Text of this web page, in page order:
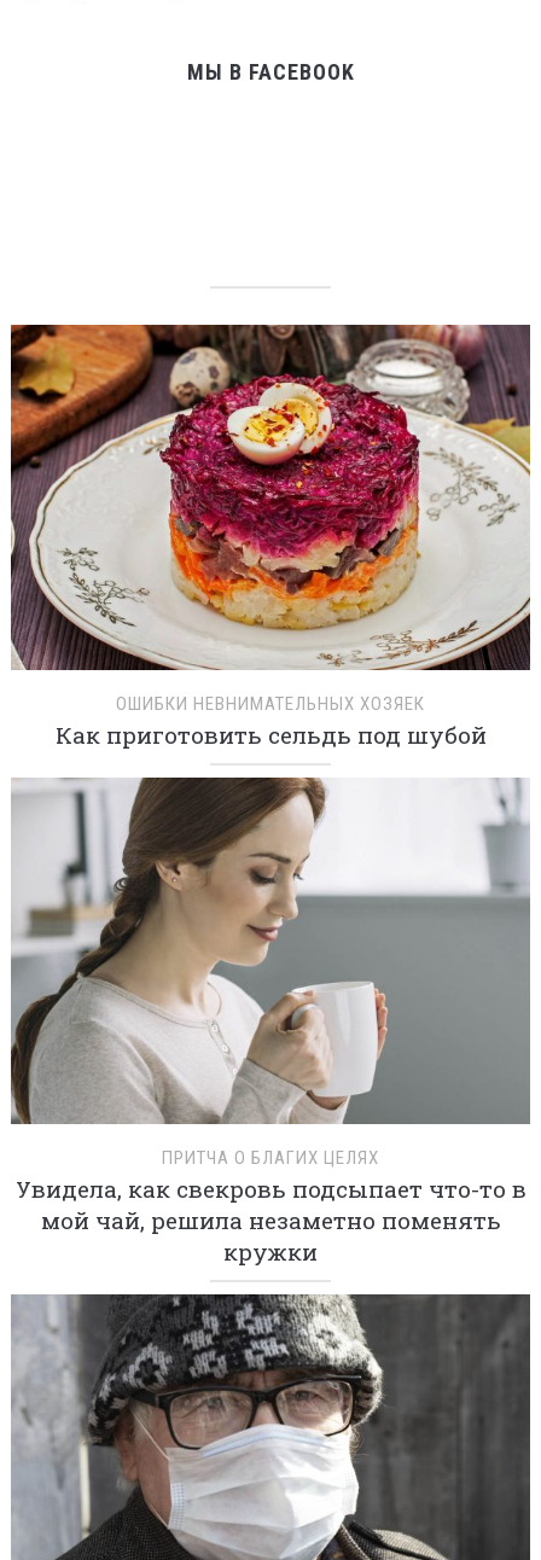
МЫ В FACEBOOK
ОШИБКИ НЕВНИМАТЕЛЬНЫХ ХОЗЯЕК
Как приготовить сельдь под шубой
ПРИТЧА О БЛАГИХ ЦЕЛЯХ
Увидела, как свекровь подсыпает что-то в
мой чай, решила незаметно поменять
кружки